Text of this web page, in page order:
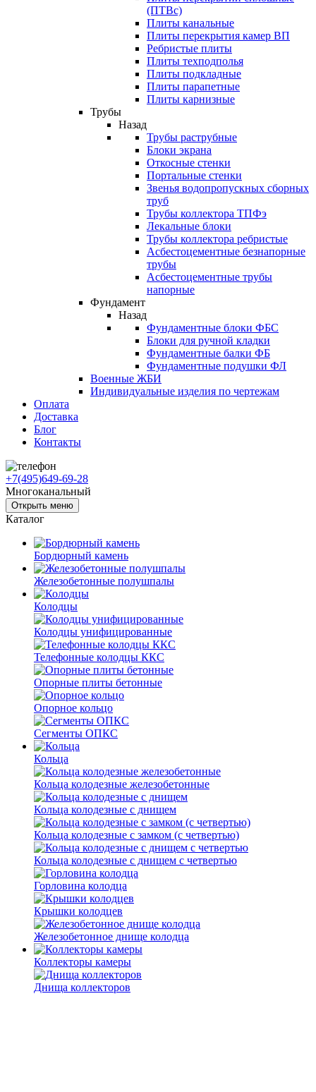
(ПТВс)
Плиты канальные
Плиты перекрытия камер ВП
Ребристые плиты
Плиты техподполья
Плиты подкладные
Плиты парапетные
Плиты карнизные
Трубы
Назад
Трубы раструбные
Блоки экрана
Откосные стенки
Портальные стенки
Звенья водопропускных сборных
труб
Трубы коллектора ТПФэ
Лекальные блоки
Трубы коллектора ребристые
Асбестоцементные безнапорные
трубы
Асбестоцементные трубы
напорные
Фундамент
Назад
Фундаментные блоки ФБС
Блоки для ручной кладки
Фундаментные балки ФБ
Фундаментные подушки ФЛ
Военные ЖБИ
Индивидуальные изделия по чертежам
Оплата
Доставка
Блог
Контакты
+7(495)649-69-28
Многоканальный
Открыть меню
Каталог
Бордюрный камень
Железобетонные полушпалы
Колодцы
Колодцы унифицированные
Телефонные колодцы ККС
Опорные плиты бетонные
Опорное кольцо
Сегменты ОПКС
Кольца
Кольца колодезные железобетонные
Кольца колодезные с днищем
Кольца колодезные с замком (с четвертью)
Кольца колодезные с днищем с четвертью
Горловина колодца
Крышки колодцев
Железобетонное днище колодца
Коллекторы камеры
Днища коллекторов